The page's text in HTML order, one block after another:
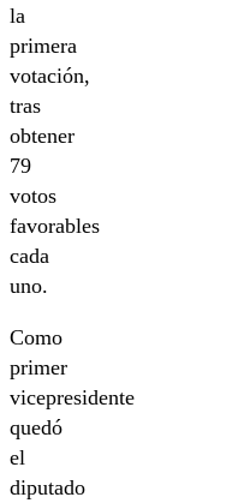
la
primera
votación,
tras
obtener
79
votos
favorables
cada
uno.
Como
primer
vicepresidente
quedó
el
diputado